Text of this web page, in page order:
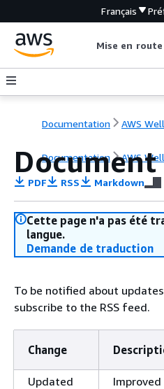
Français
Mise en route
Documentation AWS
Documentation AWS
PDF RSS Markdown
Cette page n'a pas été
langue.
Demande de traduction
To be notified about
subscribe to the RSS feed.
Change
Updated
Improved